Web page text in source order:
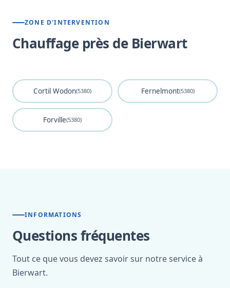
ZONE D'INTERVENTION
Chauffage près de Bierwart
Cortil Wodon(5380) Fernelmont(5380)
Forville(5380)
INFORMATIONS
Questions fréquentes
Tout ce que vous devez savoir sur notre service à
Bierwart.